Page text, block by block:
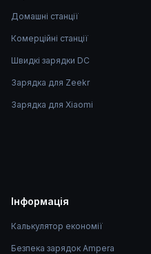
Домашні станції
Комерційні станції
Швидкі зарядки DC
Зарядка для Zeekr
Зарядка для Xiaomi
Інформація
Калькулятор економії
Безпека зарядок Ampera